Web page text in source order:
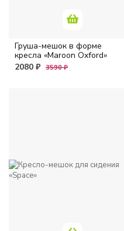
Груша-мешок в форме
кресла «Maroon Oxford»
2080 ₽ 3590 ₽